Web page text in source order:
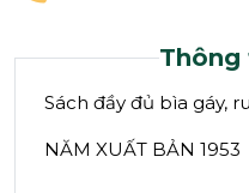
Sách đầy đủ bìa gáy,
NĂM XUẤT BẢN 1953